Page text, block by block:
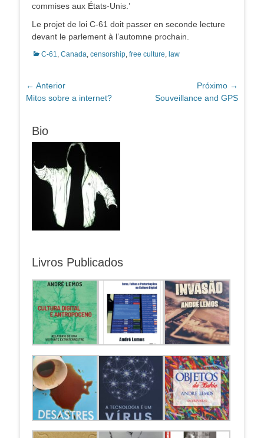
commises aux États-Unis.’
Le projet de loi C-61 doit passer en seconde lecture
devant le parlement à l’automne prochain.
Categorias:
C-61 Canada censorship free culture law
Navegação
de
← Anterior
Post
Mitos sobre a internet?
Próximo →
PróximoSouveillance and GPS
Bio
Livros Publicados